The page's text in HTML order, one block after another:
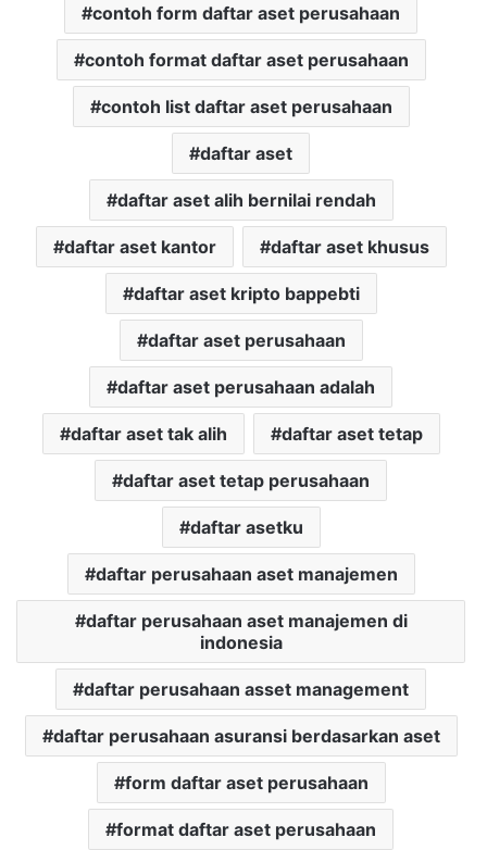
contoh form daftar aset perusahaan
contoh format daftar aset perusahaan
contoh list daftar aset perusahaan
daftar aset
daftar aset alih bernilai rendah
daftar aset kantor daftar aset khusus
daftar aset kripto bappebti
daftar aset perusahaan
daftar aset perusahaan adalah
daftar aset tak alih daftar aset tetap
daftar aset tetap perusahaan
daftar asetku
daftar perusahaan aset manajemen
daftar perusahaan aset manajemen di
indonesia
daftar perusahaan asset management
daftar perusahaan asuransi berdasarkan aset
form daftar aset perusahaan
format daftar aset perusahaan